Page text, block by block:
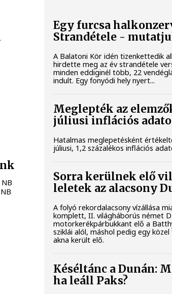
Egy furcsa
Strandétele -
A Balatoni Kör idén tizenkettedik
hirdette meg az év strandétele
minden eddiginél több, 22
indult. Egy fonyódi hely nyert...
Meglepték az
júliusi inflációs
Hatalmas meglepetésként
júliusi, 1,2 százalékos inflációs
Sorra kerülnek elő
leletek az alacsony
A folyó rekordalacsony vízállása
komplett, II. világháborús német
motorkerékpárbukkant elő a
sziklái alól, máshol pedig egy
akna került elő.
Késéltánc a Dunán:
ha leáll Paks?